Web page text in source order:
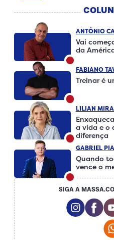
ANTÔNIO
Vai
da
FABIANO
Treinar é
LILIAN
a vida e o
diferença
GABRIEL
Quando
vence o
SIGA A